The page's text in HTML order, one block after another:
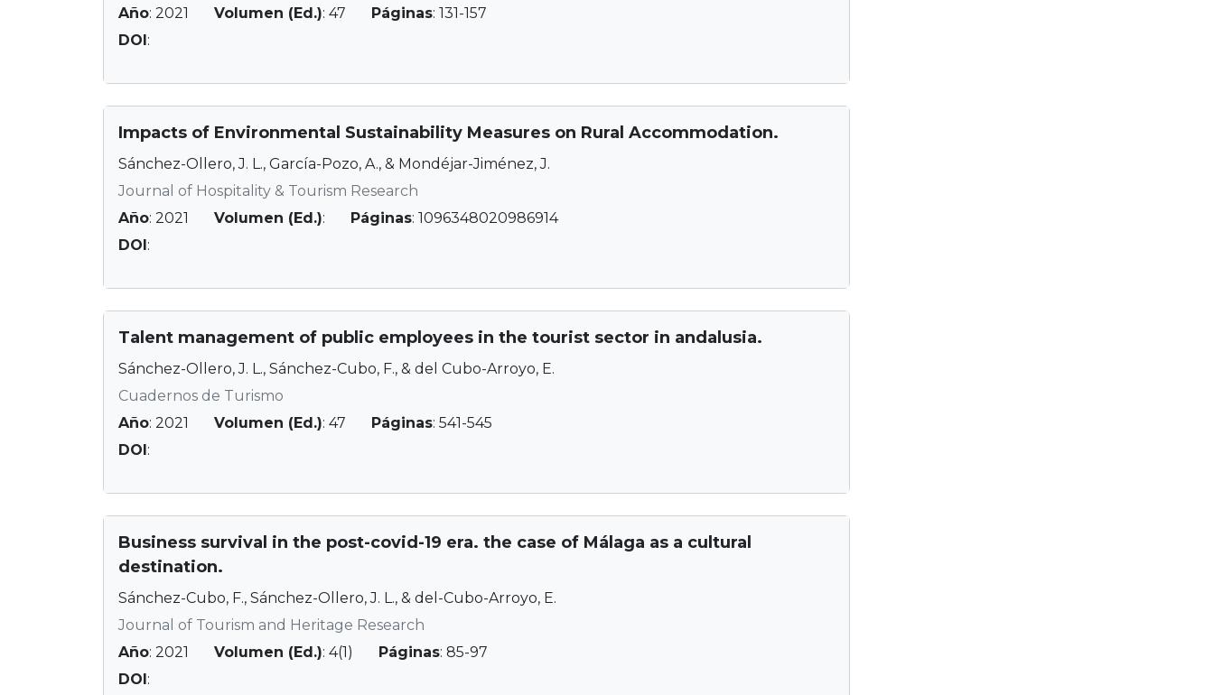
Año: 2021 Volumen (Ed.): 47 Páginas: 131-157
DOI :
Impacts of Environmental Sustainability Measures on Rural Accommodation.
Sánchez-Ollero, J. L., García-Pozo, A., & Mondéjar-Jiménez, J.
Journal of Hospitality & Tourism Research
Año: 2021 Volumen (Ed.): Páginas: 1096348020986914
DOI :
Talent management of public employees in the tourist sector in andalusia.
Sánchez-Ollero, J. L., Sánchez-Cubo, F., & del Cubo-Arroyo, E.
Cuadernos de Turismo
Año: 2021 Volumen (Ed.): 47 Páginas: 541-545
DOI :
Business survival in the post-covid-19 era. the case of Málaga as a cultural
destination.
Sánchez-Cubo, F., Sánchez-Ollero, J. L., & del-Cubo-Arroyo, E.
Journal of Tourism and Heritage Research
Año: 2021 Volumen (Ed.): 4(1) Páginas: 85-97
DOI :